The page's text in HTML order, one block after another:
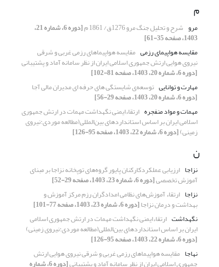
م
مرو شرح و تحلیل جنگ مرو 1276ق/ 1861 م [دوره 6، شماره 21،
1403، صفحه 35-61]
مقایسه هواپیمای رزمی مقایسه هواپیماهای رزمی غربی و شرقی
نیروی هوایی ارتش جمهوری اسلامی ایران از نظر سامانه آماد و پشتیبانی
[دوره 6، شماره 20، 1403، صفحه 81-102]
مهارت و توانایی توسعه‌ی شایستگی های حرفه ای مدیران مالی آجا
[دوره 6، شماره 20، 1403، صفحه 29-56]
مهمات و مواد منفجره ارتقاءایمنی نگهداشت مهمات در ارتش جمهوری
اسلامی ایران بر اساس استانداردهای بین‌المللی(مطالعه موردی:نیروی
زمینی)[دوره 6، شماره 22، 1403، صفحه 95-126]
ن
نزاجا ارزیابی عملکردکارکنان پایور گروه‌های توپخانه نزاجا بر مبنای
آموزش تخصصی[دوره 6، شماره 23، 1403، صفحه 29-52]
نزاجا ارتقاء آموزش‌های نظامی امدادگران ‌رزم مرکز آموزش و
بهداشت و درمان نزاجا[دوره 6، شماره 23، 1403، صفحه 77-101]
نگهداشت ارتقاءایمنی نگهداشت مهمات در ارتش جمهوری اسلامی
ایران بر اساس استانداردهای بین‌المللی(مطالعه موردی:نیروی زمینی)
[دوره 6، شماره 22، 1403، صفحه 95-126]
نهاجا مقایسه هواپیماهای رزمی غربی و شرقی نیروی هوایی ارتش
جمهوری اسلامی ایران از نظر سامانه آماد و پشتیبانی [دوره 6، شماره